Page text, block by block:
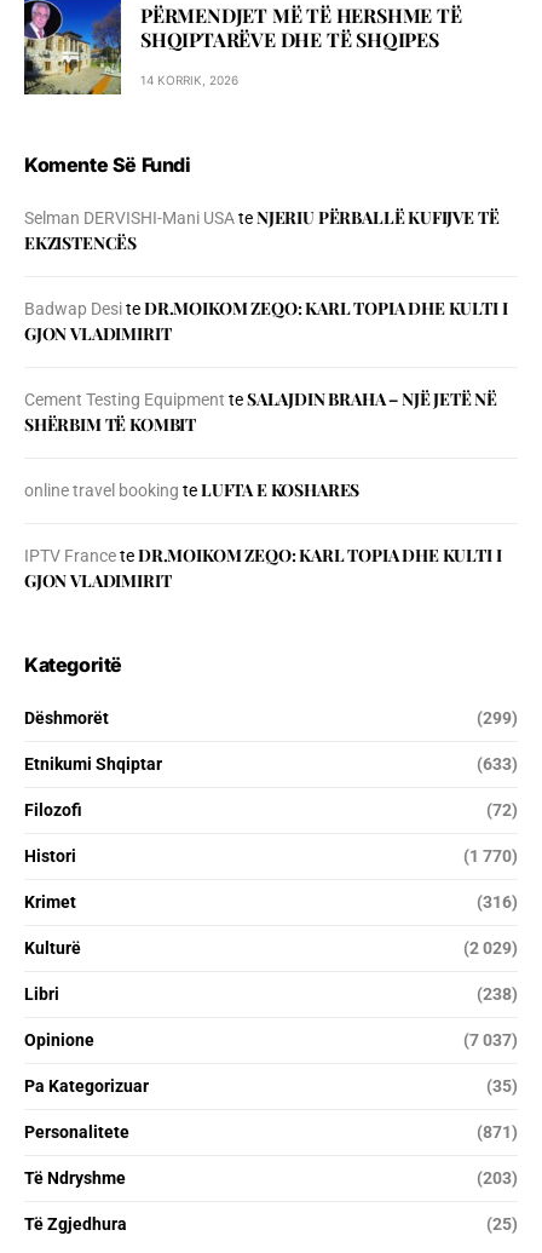
PËRMENDJET MË TË HERSHME TË
SHQIPTARËVE DHE TË SHQIPES
14 KORRIK, 2026
Komente Së Fundi
Selman DERVISHI-Mani USAteNJERIU PЁRBALLЁ KUFIJVE TЁ
EKZISTENCЁS
Badwap DesiteDR.MOIKOM ZEQO: KARL TOPIA DHE KULTI I
GJON VLADIMIRIT
Cement Testing Equipment teSALAJDIN BRAHA – NJЁ JETЁ NЁ
SHЁRBIM TЁ KOMBIT
online travel booking teLUFTA E KOSHARES
IPTV FranceteDR.MOIKOM ZEQO: KARL TOPIA DHE KULTI I
GJON VLADIMIRIT
Kategoritë
Dëshmorët (299)
Etnikumi Shqiptar (633)
Filozofi (72)
Histori (1 770)
Krimet (316)
Kulturë (2 029)
Libri (238)
Opinione (7 037)
Pa Kategorizuar (35)
Personalitete (871)
Të Ndryshme (203)
Të Zgjedhura (25)